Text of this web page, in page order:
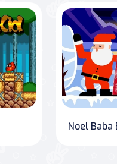
Noel Baba